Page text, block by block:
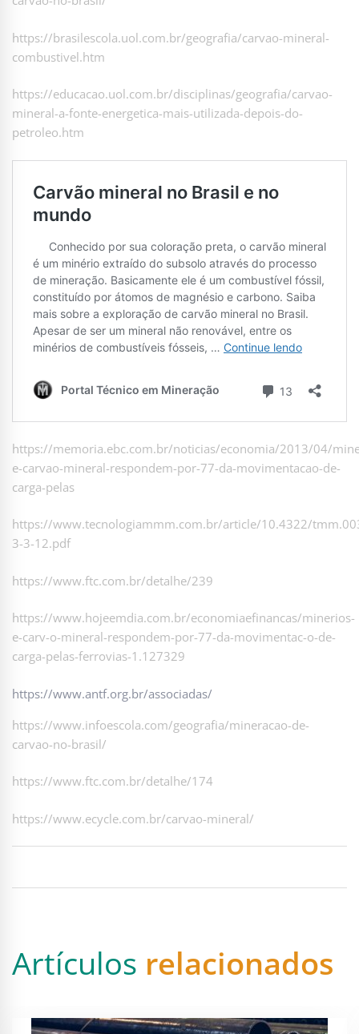
https://brasilescola.uol.com.br/geografia/carvao-mineral-
combustivel.htm
https://educacao.uol.com.br/disciplinas/geografia/carvao-
mineral-a-fonte-energetica-mais-utilizada-depois-do-
petroleo.htm
https://memoria.ebc.com.br/noticias/economia/2013/04/
e-carvao-mineral-respondem-por-77-da-movimentacao-de-
carga-pelas
https://www.tecnologiammm.com.br/article/10.4322/
3-3-12.pdf
https://www.ftc.com.br/detalhe/239
https://www.hojeemdia.com.br/economiaefinancas/minerios-
e-carv-o-mineral-respondem-por-77-da-movimentac-o-de-
carga-pelas-ferrovias-1.127329
https://www.antf.org.br/associadas/
https://www.infoescola.com/geografia/mineracao-de-
carvao-no-brasil/
https://www.ftc.com.br/detalhe/174
https://www.ecycle.com.br/carvao-mineral/
Artículos relacionados